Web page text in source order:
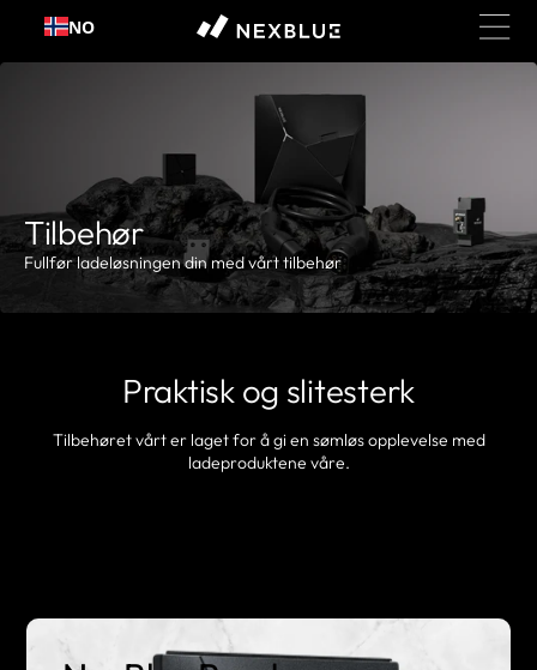
Hopp til innhold
NO
Tilbehør
Fullfør ladeløsningen din med vårt tilbehør
Praktisk og slitesterk
Tilbehøret vårt er laget for å gi en sømløs opplevelse med
ladeproduktene våre.